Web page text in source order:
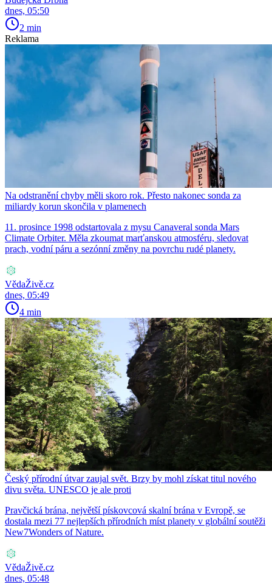
dnes, 05:50
2 min
Reklama
Na odstranění chyby měli skoro rok. Přesto nakonec sonda za
miliardy korun skončila v plamenech
11. prosince 1998 odstartovala z mysu Canaveral sonda Mars
Climate Orbiter. Měla zkoumat marťanskou atmosféru, sledovat
prach, vodní páru a sezónní změny na povrchu rudé planety.
VědaŽivě.cz
dnes, 05:49
4 min
Český přírodní útvar zaujal svět. Brzy by mohl získat titul nového
divu světa. UNESCO je ale proti
Pravčická brána, největší pískovcová skalní brána v Evropě, se
dostala mezi 77 nejlepších přírodních míst planety v globální soutěži
New7Wonders of Nature.
VědaŽivě.cz
dnes, 05:48